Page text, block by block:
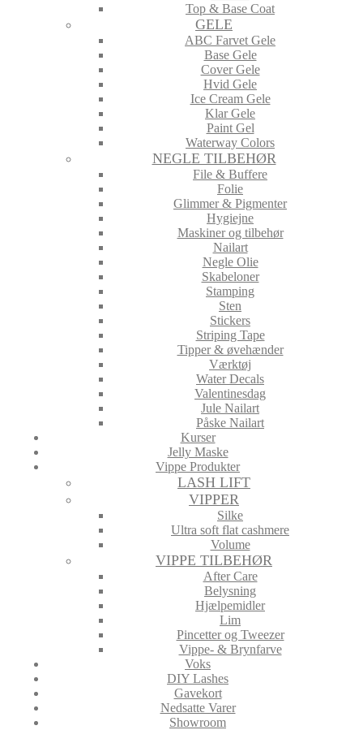
Top & Base Coat
GELE
ABC Farvet Gele
Base Gele
Cover Gele
Hvid Gele
Ice Cream Gele
Klar Gele
Paint Gel
Waterway Colors
NEGLE TILBEHØR
File & Buffere
Folie
Glimmer & Pigmenter
Hygiejne
Maskiner og tilbehør
Nailart
Negle Olie
Skabeloner
Stamping
Sten
Stickers
Striping Tape
Tipper & øvehænder
Værktøj
Water Decals
Valentinesdag
Jule Nailart
Påske Nailart
Kurser
Jelly Maske
Vippe Produkter
LASH LIFT
VIPPER
Silke
Ultra soft flat cashmere
Volume
VIPPE TILBEHØR
After Care
Belysning
Hjælpemidler
Lim
Pincetter og Tweezer
Vippe- & Brynfarve
Voks
DIY Lashes
Gavekort
Nedsatte Varer
Showroom